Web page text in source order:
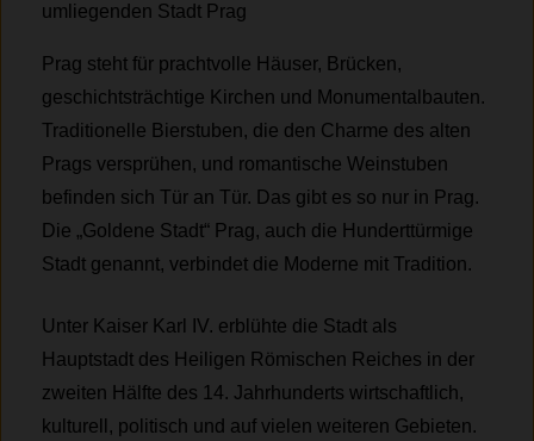
umliegenden Stadt Prag
Prag steht für prachtvolle Häuser, Brücken,
geschichtsträchtige Kirchen und Monumentalbauten.
Traditionelle Bierstuben, die den Charme des alten
Prags versprühen, und romantische Weinstuben
befinden sich Tür an Tür. Das gibt es so nur in Prag.
Die „Goldene Stadt“ Prag, auch die Hunderttürmige
Stadt genannt, verbindet die Moderne mit Tradition.
Unter Kaiser Karl IV. erblühte die Stadt als
Hauptstadt des Heiligen Römischen Reiches in der
zweiten Hälfte des 14. Jahrhunderts wirtschaftlich,
kulturell, politisch und auf vielen weiteren Gebieten.